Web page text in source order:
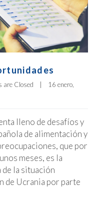
are Closed
16 enero,
lleno de desafíos y
de alimentación y
que por
meses, es la
de la situación
de Ucrania por parte